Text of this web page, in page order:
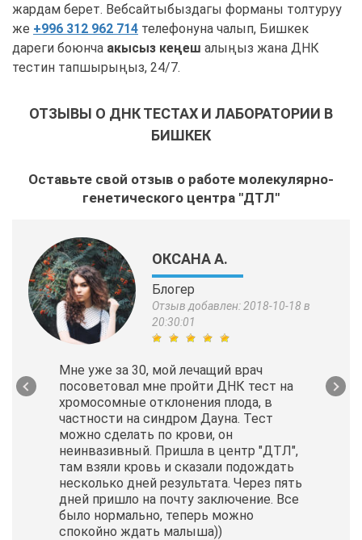
жардам берет. Вебсайтыбыздагы форманы толтуруу
же +996 312 962 714 телефонуна чалып, Бишкек
дареги боюнча акысыз кеңеш алыңыз жана ДНК
тестин тапшырыңыз, 24/7.
ОТЗЫВЫ О ДНК ТЕСТАХ И ЛАБОРАТОРИИ В
БИШКЕК
Оставьте свой отзыв о работе молекулярно-
генетического центра "ДТЛ"
ОКСАНА А.
Блогер
Отзыв добавлен: 2018-10-18 в
20:30:01
Мне уже за 30, мой лечащий врач
посоветовал мне пройти ДНК тест на
хромосомные отклонения плода, в
частности на синдром Дауна. Тест
можно сделать по крови, он
неинвазивный. Пришла в центр "ДТЛ",
там взяли кровь и сказали подождать
несколько дней результата. Через пять
дней пришло на почту заключение. Все
было нормально, теперь можно
спокойно ждать малыша))